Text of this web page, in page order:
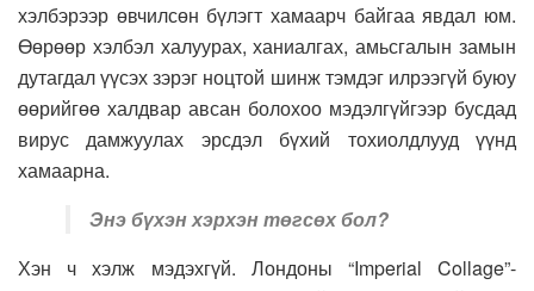
хэлбэрээр өвчилсөн бүлэгт хамаарч байгаа явдал юм.
Өөрөөр хэлбэл халуурах, ханиалгах, амьсгалын замын
дутагдал үүсэх зэрэг ноцтой шинж тэмдэг илрээгүй буюу
өөрийгөө халдвар авсан болохоо мэдэлгүйгээр бусдад
вирус дамжуулах эрсдэл бүхий тохиолдлууд үүнд
хамаарна.
Энэ бүхэн хэрхэн төгсөх бол?
Хэн ч хэлж мэдэхгүй. Лондоны “Imperial Collage”-